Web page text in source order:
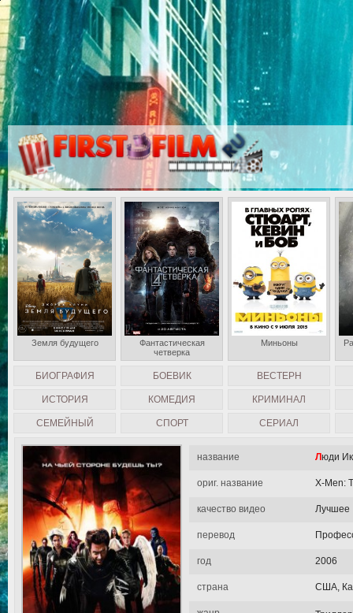
название Люди
ориг. название X-Men:
качество видео Лучшее
перевод
год 2006
страна США,
БИОГРАФИЯ БОЕВИК ВЕСТЕРН
ИСТОРИЯ КОМЕДИЯ КРИМИНАЛ
СЕМЕЙНЫЙ СПОРТ СЕРИАЛ
Земля будущего
Фантастическая
четверка
Миньоны